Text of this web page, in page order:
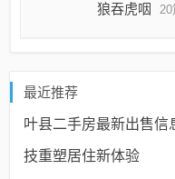
狼吞虎咽 20
最近推荐
叶县二手房最新出售信
技重塑居住新体验